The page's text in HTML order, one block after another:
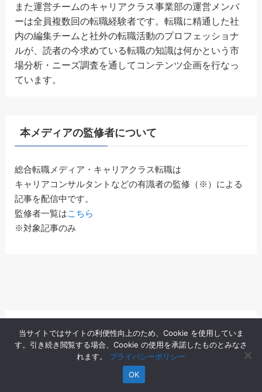
また運営チームのキャリアクラス事業部の運営メンバ
ーは全員複数回の転職経験者です。転職に精通した社
内の編集チームと社外の転職活動のプロフェッショナ
ルが、読者の今求めている転職の知識は何かという市
場分析・ニーズ調査を通してコンテンツ企画を行なっ
ています。
本メディアの監修者について
総合転職メディア・キャリアクラス転職は
キャリアコンサルタントなどの有識者の監修（※）による
記事を配信中です。
監修者一覧はこちら
※対象記事のみ
キャリアクラス転職を運営するウェブココル株式会社は、
（東証グロース市場上場）のグループ企業です。
当サイトではサイトの利便性向上のため、Cookie を使用していま
す。引き続き閲覧する場合、Cookie の使用を承諾したものとみなさ
れます。 プライバシーポリシー
OK